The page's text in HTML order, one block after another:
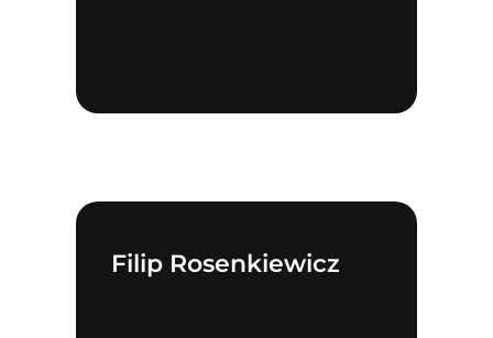
Filip Rosenkiewicz